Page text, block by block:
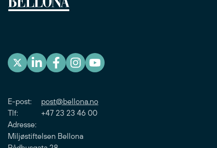
E-post: post@bellona.no
Tlf: +47 23 23 46 00
Adresse:
Miljøstiftelsen Bellona